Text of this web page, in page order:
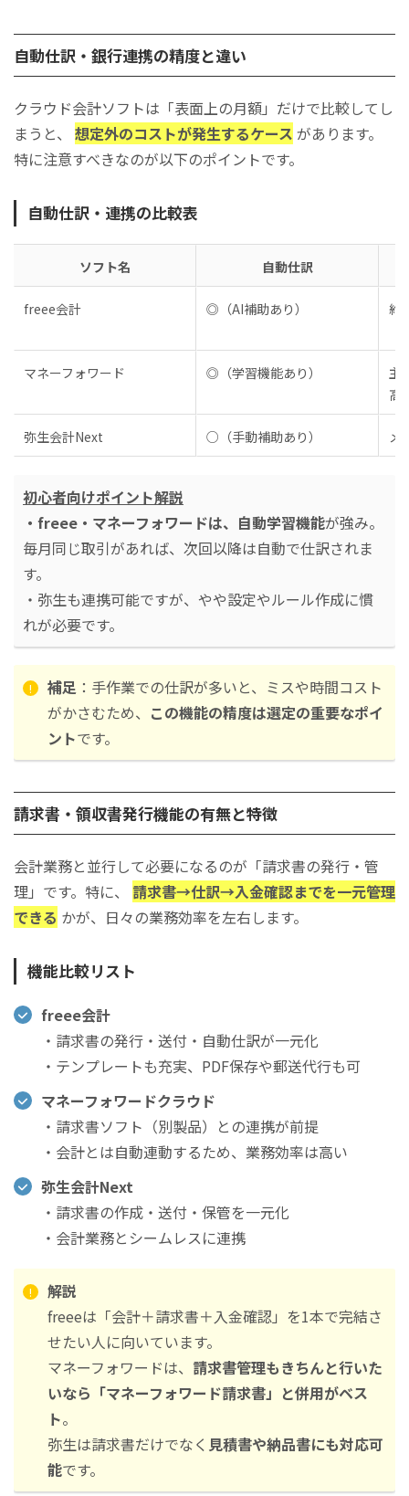
自動仕訳・銀行連携の精度と違い
クラウド会計ソフトは「表面上の月額」だけで比較してし
まうと、 想定外のコストが発生するケース があります。
特に注意すべきなのが以下のポイントです。
自動仕訳・連携の比較表
ソフト名 自動仕訳
freee会計 ◎（AI補助あり） 約
マネーフォワード ◎（学習機能あり）
主
高
弥生会計Next ○（手動補助あり） メ
初心者向けポイント解説
・freee・マネーフォワードは、自動学習機能が強み。
毎月同じ取引があれば、次回以降は自動で仕訳されま
す。
・弥生も連携可能ですが、やや設定やルール作成に慣
れが必要です。
補足 ：手作業での仕訳が多いと、ミスや時間コスト
がかさむため、 この機能の精度は選定の重要なポイ
ントです。
請求書・領収書発行機能の有無と特徴
会計業務と並行して必要になるのが「請求書の発行・管
理」です。特に、 請求書→仕訳→入金確認までを一元管理
できる かが、日々の業務効率を左右します。
機能比較リスト
freee会計
・請求書の発行・送付・自動仕訳が一元化
・テンプレートも充実、PDF保存や郵送代行も可
マネーフォワードクラウド
・請求書ソフト（別製品）との連携が前提
・会計とは自動連動するため、業務効率は高い
弥生会計Next
・請求書の作成・送付・保管を一元化
・会計業務とシームレスに連携
解説
freeeは「会計＋請求書＋入金確認」を1本で完結さ
せたい人に向いています。
マネーフォワードは、 請求書管理もきちんと行いた
いなら「マネーフォワード請求書」と併用がベス
ト。
弥生は請求書だけでなく 見積書や納品書にも対応可
能です。